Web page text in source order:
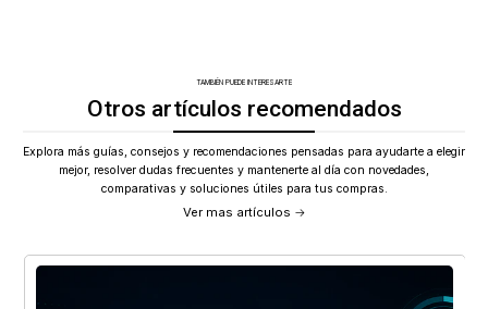
TAMBIÉN PUEDE INTERESARTE
Otros artículos recomendados
Explora más guías, consejos y recomendaciones pensadas para ayudarte a elegir
mejor, resolver dudas frecuentes y mantenerte al día con novedades,
comparativas y soluciones útiles para tus compras.
Ver mas artículos